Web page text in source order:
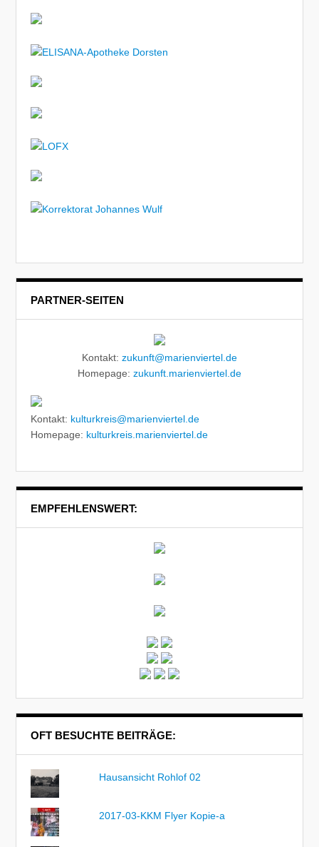
PARTNER-SEITEN
Kontakt: zukunft@marienviertel.de
Homepage: zukunft.marienviertel.de
Kontakt: kulturkreis@marienviertel.de
Homepage: kulturkreis.marienviertel.de
EMPFEHLENSWERT:
OFT BESUCHTE BEITRÄGE:
Hausansicht Rohlof 02
2017-03-KKM Flyer Kopie-a